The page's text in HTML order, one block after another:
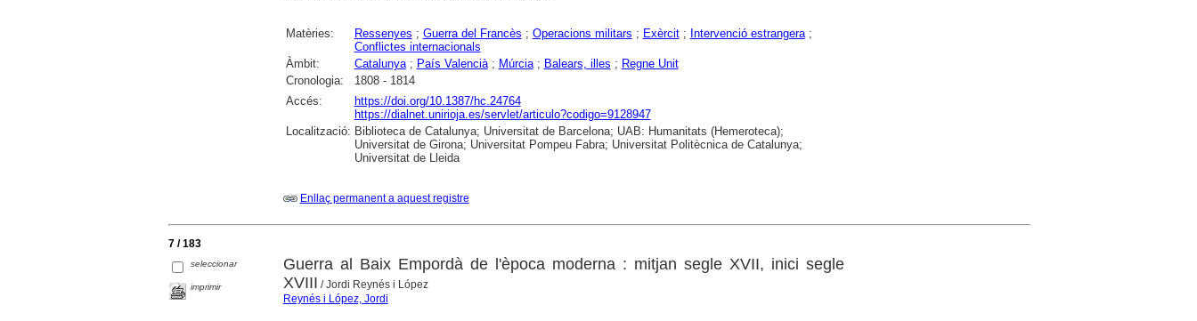
Matèries: Ressenyes ; Guerra del Francès ; Operacions militars ; Exèrcit; Intervenció estrangera;
Conflictes internacionals
Àmbit:
Catalunya; País Valencià; Múrcia; Balears, illes ; Regne Unit
Cronologia:
1808 - 1814
Accés:
https://doi.org/10.1387/hc.24764
https://dialnet.unirioja.es/servlet/articulo?codigo=9128947
Localització: Biblioteca de Catalunya; Universitat de Barcelona; UAB: Humanitats (Hemeroteca);
Universitat de Girona; Universitat Pompeu Fabra; Universitat Politècnica de Catalunya;
Universitat de Lleida
Enllaç permanent a aquest registre
7 / 183
seleccionar
imprimir
Guerra al Baix Empordà de l'època moderna : mitjan segle XVII, inici segle
XVIII / Jordi Reynés i López
Reynés i López, Jordi